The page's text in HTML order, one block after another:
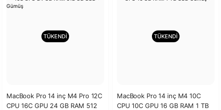
TÜKENDİ
MacBook Pro 14 inç M4 Pro 12C
CPU 16C GPU 24 GB RAM 512
TÜKENDİ
MacBook Pro 14 inç M4 10C
CPU 10C GPU 16 GB RAM 1 TB